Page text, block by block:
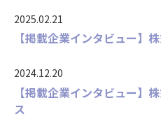
2025.02.21
【掲載企業インタビュー】
2024.12.20
【掲載企業インタビュー】
ス